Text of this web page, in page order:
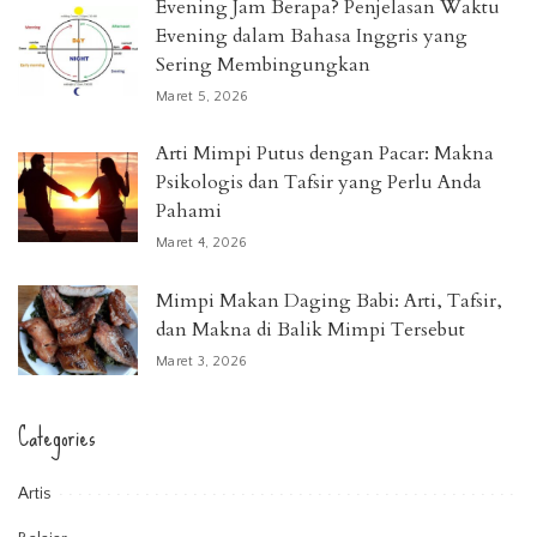
Evening Jam Berapa? Penjelasan Waktu
Evening dalam Bahasa Inggris yang
Sering Membingungkan
Maret 5, 2026
Arti Mimpi Putus dengan Pacar: Makna
Psikologis dan Tafsir yang Perlu Anda
Pahami
Maret 4, 2026
Mimpi Makan Daging Babi: Arti, Tafsir,
dan Makna di Balik Mimpi Tersebut
Maret 3, 2026
Categories
Artis